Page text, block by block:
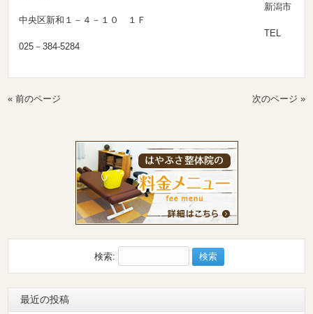
新潟市
中央区新和１－４－１０ １Ｆ
TEL
025－384-5284
« 前のページ 次のページ »
検索:
最近の投稿